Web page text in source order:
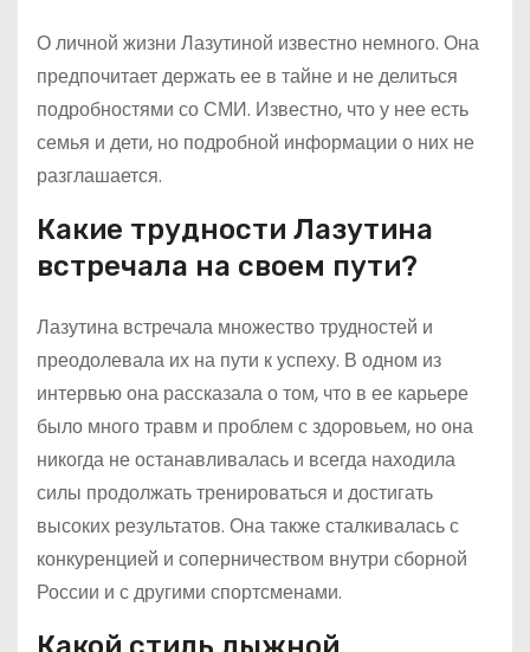
О личной жизни Лазутиной известно немного. Она
предпочитает держать ее в тайне и не делиться
подробностями со СМИ. Известно, что у нее есть
семья и дети, но подробной информации о них не
разглашается.
Какие трудности Лазутина
встречала на своем пути?
Лазутина встречала множество трудностей и
преодолевала их на пути к успеху. В одном из
интервью она рассказала о том, что в ее карьере
было много травм и проблем с здоровьем, но она
никогда не останавливалась и всегда находила
силы продолжать тренироваться и достигать
высоких результатов. Она также сталкивалась с
конкуренцией и соперничеством внутри сборной
России и с другими спортсменами.